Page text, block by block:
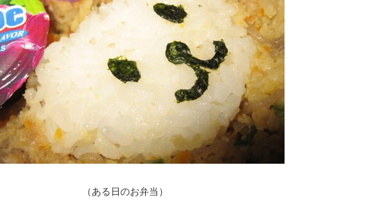
（ある日のお弁当）